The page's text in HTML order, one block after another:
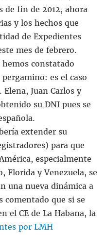
de fin de 2012, ahora
y los hechos que
de Expedientes
mes de febrero.
hemos constatado
es el caso
Juan Carlos y
su DNI pues se
extender su
para que
especialmente
Florida y Venezuela, se
una nueva dinámica a
comentado que si se
el CE de La Habana, la
por LMH